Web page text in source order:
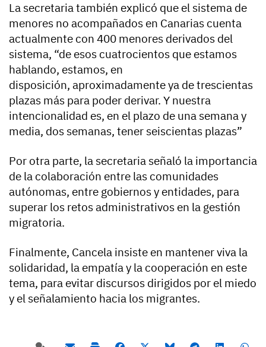
La secretaria también explicó que el sistema de
menores no acompañados en Canarias cuenta
actualmente con 400 menores derivados del
sistema, “de esos cuatrocientos que estamos
hablando, estamos, en
disposición, aproximadamente ya de trescientas
plazas más para poder derivar. Y nuestra
intencionalidad es, en el plazo de una semana y
media, dos semanas, tener seiscientas plazas”
Por otra parte, la secretaria señaló la importancia
de la colaboración entre las comunidades
autónomas, entre gobiernos y entidades, para
superar los retos administrativos en la gestión
migratoria.
Finalmente, Cancela insiste en mantener viva la
solidaridad, la empatía y la cooperación en este
tema, para evitar discursos dirigidos por el miedo
y el señalamiento hacia los migrantes.